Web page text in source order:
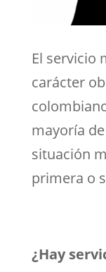
El servicio
carácter
mayoría
situación
primera o
¿Hay